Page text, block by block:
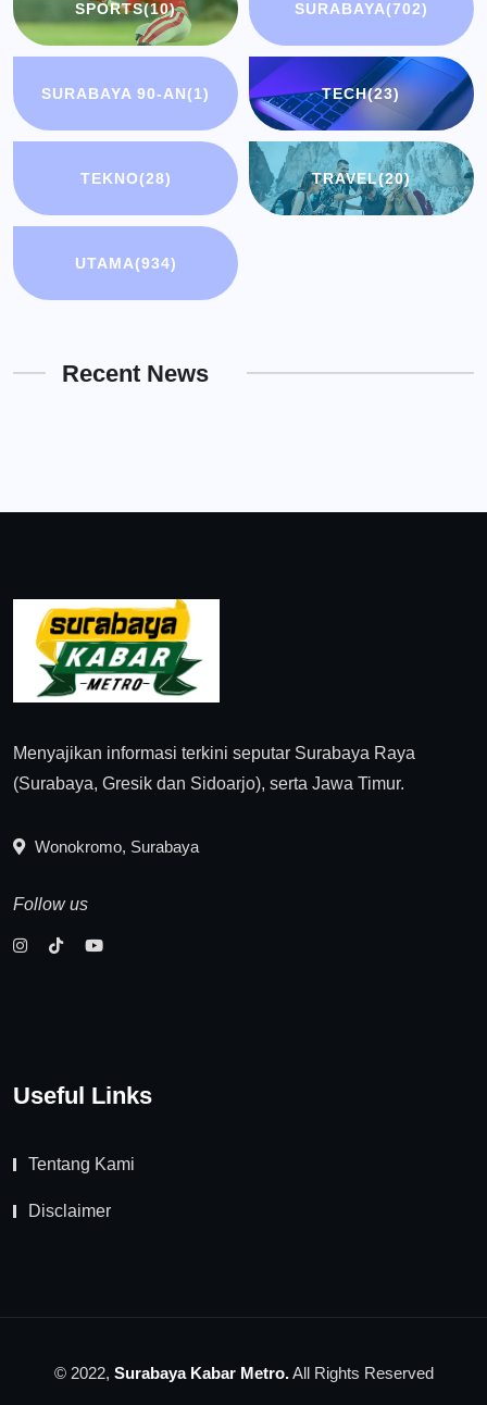
SPORTS(10) SURABAYA(702)
SURABAYA 90-AN(1) TECH(23)
TEKNO(28) TRAVEL(20)
UTAMA(934)
Recent News
Menyajikan informasi terkini seputar Surabaya Raya
(Surabaya, Gresik dan Sidoarjo), serta Jawa Timur.
Wonokromo, Surabaya
Follow us
Useful Links
Tentang Kami
Disclaimer
© 2022, Surabaya Kabar Metro.All Rights Reserved